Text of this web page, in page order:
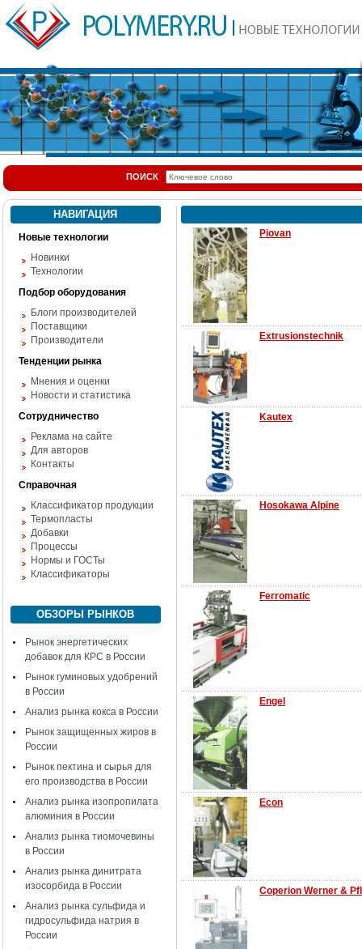
ПОИСК
НАВИГАЦИЯ
Новые технологии
Новинки
Технологии
Подбор оборудования
Блоги производителей
Поставщики
Производители
Тенденции рынка
Мнения и оценки
Новости и статистика
Сотрудничество
Реклама на сайте
Для авторов
Контакты
Справочная
Классификатор продукции
Термопласты
Добавки
Процессы
Нормы и ГОСТы
Классификаторы
ОБЗОРЫ РЫНКОВ
Рынок энергетических
добавок для КРС в России
Рынок гуминовых удобрений
в России
Анализ рынка кокса в России
Рынок защищенных жиров в
России
Рынок пектина и сырья для
его производства в России
Анализ рынка изопропилата
алюминия в России
Анализ рынка тиомочевины
в России
Анализ рынка динитрата
изосорбида в России
Анализ рынка сульфида и
гидросульфида натрия в
России
Piovan
Extrusionstechnik
Kautex
Hosokawa Alpine
Ferromatic
Engel
Econ
Coperion Werner &